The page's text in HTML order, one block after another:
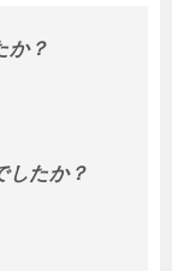
か？
したか？